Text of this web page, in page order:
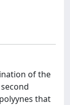
of the
that